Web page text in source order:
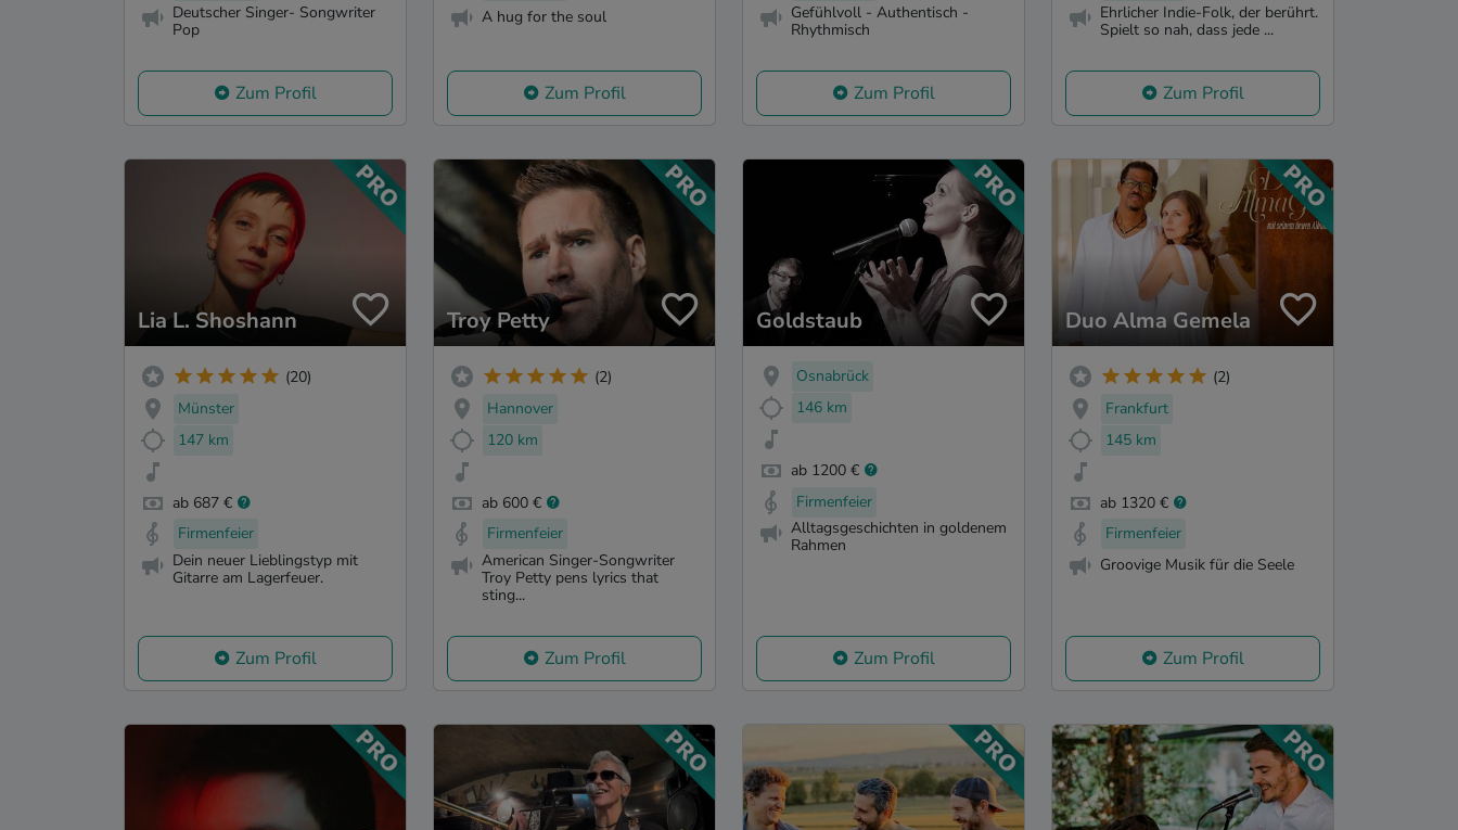
Deutscher Singer- Songwriter
Pop
Zum Profil
A hug for the soul
Zum Profil
Gefühlvoll - Authentisch -
Rhythmisch
Zum Profil
Ehrlicher Indie-Folk, der berührt.
Spielt so nah, dass jede ...
Zum Profil
Lia L. Shoshann
(20)
Münster
147 km
ab 687 €
Firmenfeier
Dein neuer Lieblingstyp mit
Gitarre am Lagerfeuer.
Zum Profil
Troy Petty
(2)
Hannover
120 km
ab 600 €
Firmenfeier
American Singer-Songwriter
Troy Petty pens lyrics that
sting...
Zum Profil
Goldstaub
Osnabrück
146 km
ab 1200 €
Firmenfeier
Alltagsgeschichten in goldenem
Rahmen
Zum Profil
Duo Alma Gemela
(2)
Frankfurt
145 km
ab 1320 €
Firmenfeier
Groovige Musik für die Seele
Zum Profil